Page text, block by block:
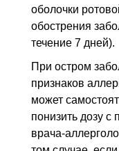
оболочки
обострения
течение 7 дней).
При остром
признаков
может
понизить дозу
врача-